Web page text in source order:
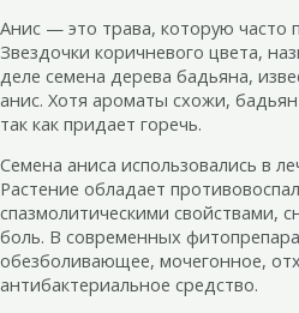
Анис — это трава, которую часто
Звездочки коричневого цвета,
деле семена дерева бадьяна,
анис. Хотя ароматы схожи,
так как придает горечь.
Семена аниса использовались в
Растение обладает
спазмолитическими свойствами,
боль. В современных
обезболивающее, мочегонное,
антибактериальное средство.